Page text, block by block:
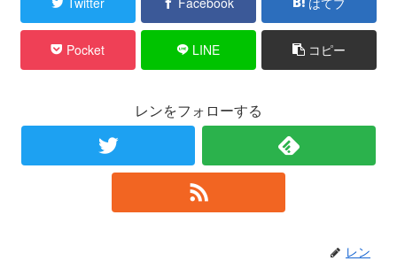
Pocket LINE コピー
レンをフォローする
レン